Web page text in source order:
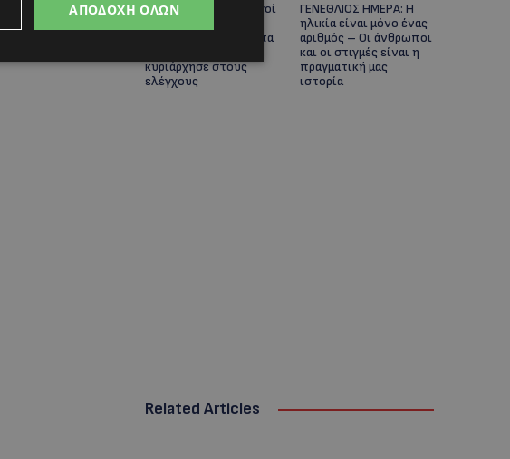
ΣΥΛΛΗΨΕΙΣ: 161 οδηγοί
ταχύτητα σε μία νύχτα
κυριάρχησε στους
ελέγχους
ΓΕΝΕΘΛΙΟΣ ΗΜΕΡΑ: Η
ηλικία είναι μόνο ένας
αριθμός – Οι άνθρωποι
και οι στιγμές είναι η
πραγματική μας
ιστορία
Related Articles
ΑΠΟΔΟΧΉ ΌΛΩΝ